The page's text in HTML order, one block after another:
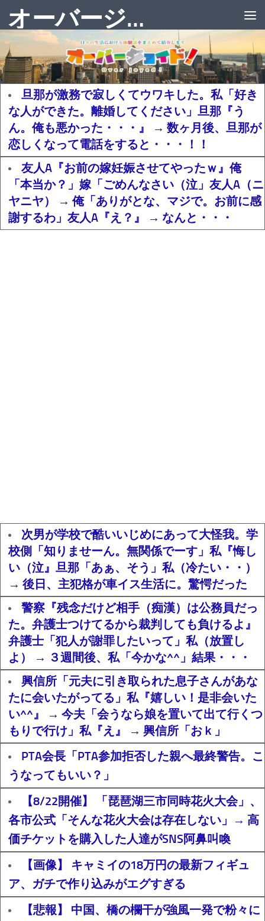
オーバージョイド！
旦那が激務で寂しくてウワキした。私「好き
な人ができた。離婚してください」旦那『う
ん。俺も悪かった・・・』 → 数ヶ月後、旦那が
恋しくなって電話をすると・・・！！
友人A『お前の嫁妊娠させてやったｗ』俺
「本当か？」嫁「ごめんなさい（泣」友人A（ニ
ヤニヤ） → 俺「ありがとな、マジで。お前に感
謝するわ」友人A『え？』 → なんと・・・
次男が学校で酷いいじめにあって大怪我。学
校側「知りませーん。無関係でーす」私『悔し
い（泣』旦那「あぁ、そう」私（冷たい・・）
→ 後日、主犯格が車イス生活に。驚愕だった
警察『残念だけど相手（痴漢）は公務員だっ
た。弁護士つけてるから裁判しても負けるよ』
弁護士「犯人が謝罪したいって」私（放置し
よ） → ３週間後、私「今かな^^」結果・・・
興信所「元夫に引き取られた息子さんがあな
たに会いたがってる」私『嬉しい！是非会いた
い^^』 → 今夫「会うなら娘を置いて出て行くつ
もりで行け」私『え』 → 興信所「おｋ」
PTA会長「PTA参加拒否した親へ最終警告。こ
うなってもいい？」
【8/22開催】 「琵琶湖三市同時花火大会」、
各市公式「そんな花火大会は存在しない」→ 高
価チケットを購入した人達がSNS阿鼻叫喚
【画像】 キャミイの18万円の最新フィギュ
ア、ガチで作り込みがエグすぎる
【悲報】 中国、橋の欄干が強風一発で粉々に